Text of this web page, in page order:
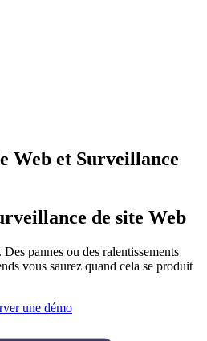
Web et Surveillance
de site Web
pannes ou des ralentissements
vous saurez quand cela se produit
une démo